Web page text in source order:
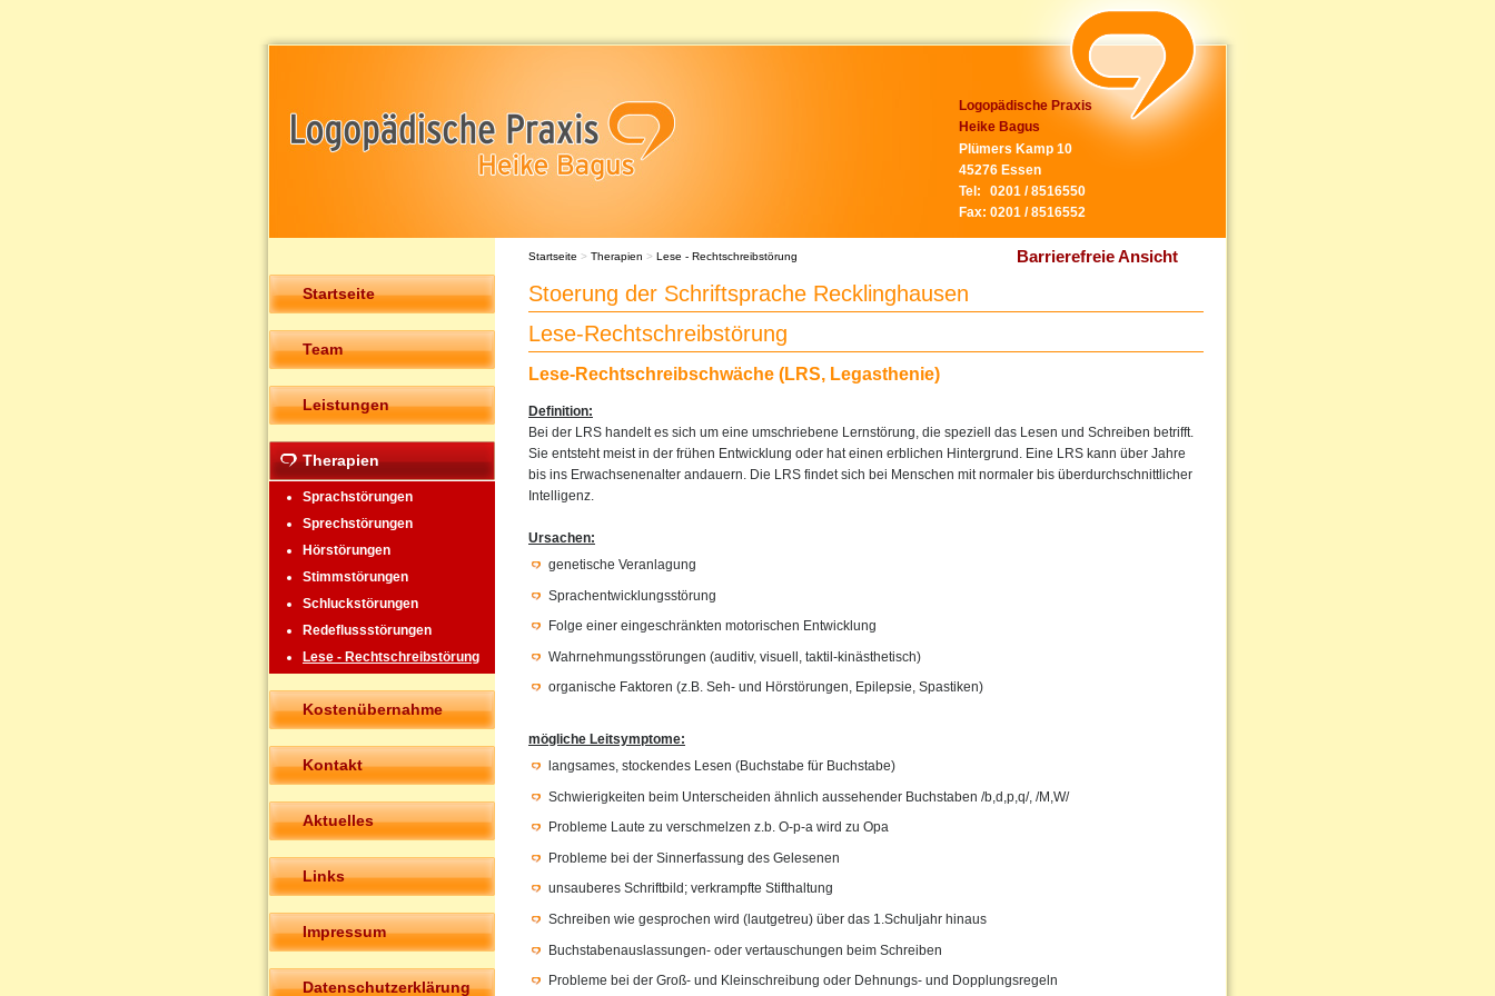
Logopädische Praxis
Heike Bagus
Plümers Kamp 10
45276 Essen
Tel:
0201 / 8516550
Fax: 0201 / 8516552
Barrierefreie Ansicht
Startseite
Team
Leistungen
Therapien
Sprachstörungen
Sprechstörungen
Hörstörungen
Stimmstörungen
Schluckstörungen
Redeflussstörungen
Lese - Rechtschreibstörung
Kostenübernahme
Kontakt
Aktuelles
Links
Impressum
Datenschutzerklärung
Startseite > Therapien > Lese - Rechtschreibstörung
Stoerung der Schriftsprache Recklinghausen
Lese-Rechtschreibstörung
Lese-Rechtschreibschwäche (LRS, Legasthenie)
Definition:
Bei der LRS handelt es sich um eine umschriebene Lernstörung, die speziell das Lesen und Schreiben betrifft.
Sie entsteht meist in der frühen Entwicklung oder hat einen erblichen Hintergrund. Eine LRS kann über Jahre
bis ins Erwachsenenalter andauern. Die LRS findet sich bei Menschen mit normaler bis überdurchschnittlicher
Intelligenz.
Ursachen:
genetische Veranlagung
Sprachentwicklungsstörung
Folge einer eingeschränkten motorischen Entwicklung
Wahrnehmungsstörungen (auditiv, visuell, taktil-kinästhetisch)
organische Faktoren (z.B. Seh- und Hörstörungen, Epilepsie, Spastiken)
mögliche Leitsymptome:
langsames, stockendes Lesen (Buchstabe für Buchstabe)
Schwierigkeiten beim Unterscheiden ähnlich aussehender Buchstaben /b,d,p,q/, /M,W/
Probleme Laute zu verschmelzen z.b. O-p-a wird zu Opa
Probleme bei der Sinnerfassung des Gelesenen
unsauberes Schriftbild; verkrampfte Stifthaltung
Schreiben wie gesprochen wird (lautgetreu) über das 1.Schuljahr hinaus
Buchstabenauslassungen- oder vertauschungen beim Schreiben
Probleme bei der Groß- und Kleinschreibung oder Dehnungs- und Dopplungsregeln